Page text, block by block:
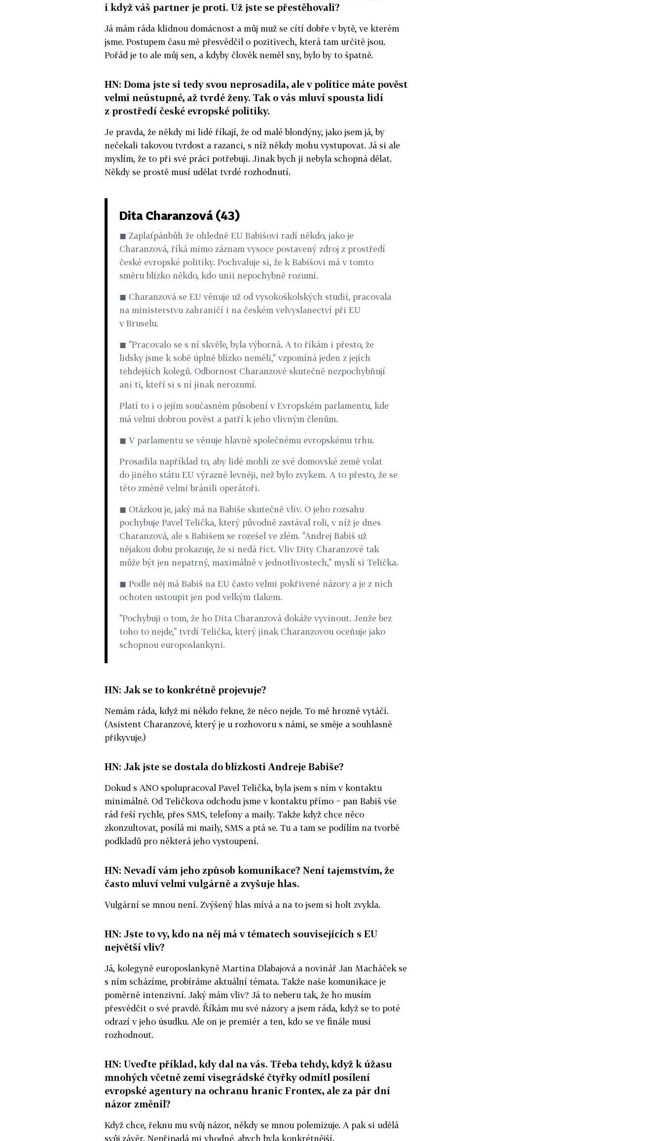
i když váš partner je proti. Už jste se přestěhovali?
Já mám ráda klidnou domácnost a můj muž se cítí dobře v bytě, ve kterém
jsme. Postupem času mě přesvědčil o pozitivech, která tam určitě jsou.
Pořád je to ale můj sen, a kdyby člověk neměl sny, bylo by to špatně.
HN: Doma jste si tedy svou neprosadila, ale v politice máte pověst
velmi neústupné, až tvrdé ženy. Tak o vás mluví spousta lidí
z prostředí české evropské politiky.
Je pravda, že někdy mi lidé říkají, že od malé blondýny, jako jsem já, by
nečekali takovou tvrdost a razanci, s níž někdy mohu vystupovat. Já si ale
myslím, že to při své práci potřebuji. Jinak bych ji nebyla schopná dělat.
Někdy se prostě musí udělat tvrdé rozhodnutí.
Dita Charanzová (43)
◼ Zaplaťpánbůh že ohledně EU Babišovi radí někdo, jako je
Charanzová, říká mimo záznam vysoce postavený zdroj z prostředí
české evropské politiky. Pochvaluje si, že k Babišovi má v tomto
směru blízko někdo, kdo unii nepochybně rozumí.
◼ Charanzová se EU věnuje už od vysokoškolských studií, pracovala
na ministerstvu zahraničí i na českém velvyslanectví při EU
v Bruselu.
◼ "Pracovalo se s ní skvěle, byla výborná. A to říkám i přesto, že
lidsky jsme k sobě úplně blízko neměli," vzpomíná jeden z jejích
tehdejších kolegů. Odbornost Charanzové skutečně nezpochybňují
ani ti, kteří si s ní jinak nerozumí.
Platí to i o jejím současném působení v Evropském parlamentu, kde
má velmi dobrou pověst a patří k jeho vlivným členům.
◼ V parlamentu se věnuje hlavně společnému evropskému trhu.
Prosadila například to, aby lidé mohli ze své domovské země volat
do jiného státu EU výrazně levněji, než bylo zvykem. A to přesto, že se
této změně velmi bránili operátoři.
◼ Otázkou je, jaký má na Babiše skutečně vliv. O jeho rozsahu
pochybuje Pavel Telička, který původně zastával roli, v níž je dnes
Charanzová, ale s Babišem se rozešel ve zlém. "Andrej Babiš už
nějakou dobu prokazuje, že si nedá říct. Vliv Dity Charanzové tak
může být jen nepatrný, maximálně v jednotlivostech," myslí si Telička.
◼ Podle něj má Babiš na EU často velmi pokřivené názory a je z nich
ochoten ustoupit jen pod velkým tlakem.
"Pochybuji o tom, že ho Dita Charanzová dokáže vyvinout. Jenže bez
toho to nejde," tvrdí Telička, který jinak Charanzovou oceňuje jako
schopnou europoslankyni.
HN: Jak se to konkrétně projevuje?
Nemám ráda, když mi někdo řekne, že něco nejde. To mě hrozně vytáčí.
(Asistent Charanzové, který je u rozhovoru s námi, se směje a souhlasně
přikyvuje.)
HN: Jak jste se dostala do blízkosti Andreje Babiše?
Dokud s ANO spolupracoval Pavel Telička, byla jsem s ním v kontaktu
minimálně. Od Teličkova odchodu jsme v kontaktu přímo − pan Babiš vše
rád řeší rychle, přes SMS, telefony a maily. Takže když chce něco
zkonzultovat, posílá mi maily, SMS a ptá se. Tu a tam se podílím na tvorbě
podkladů pro některá jeho vystoupení.
HN: Nevadí vám jeho způsob komunikace? Není tajemstvím, že
často mluví velmi vulgárně a zvyšuje hlas.
Vulgární se mnou není. Zvýšený hlas mívá a na to jsem si holt zvykla.
HN: Jste to vy, kdo na něj má v tématech souvisejících s EU
největší vliv?
Já, kolegyně europoslankyně Martina Dlabajová a novinář Jan Macháček se
s ním scházíme, probíráme aktuální témata. Takže naše komunikace je
poměrně intenzivní. Jaký mám vliv? Já to neberu tak, že ho musím
přesvědčit o své pravdě. Říkám mu své názory a jsem ráda, když se to poté
odrazí v jeho úsudku. Ale on je premiér a ten, kdo se ve finále musí
rozhodnout.
HN: Uveďte příklad, kdy dal na vás. Třeba tehdy, když k úžasu
mnohých včetně zemí visegrádské čtyřky odmítl posílení
evropské agentury na ochranu hranic Frontex, ale za pár dní
názor změnil?
Když chce, řeknu mu svůj názor, někdy se mnou polemizuje. A pak si udělá
svůj závěr. Nepřipadá mi vhodné, abych byla konkrétnější.